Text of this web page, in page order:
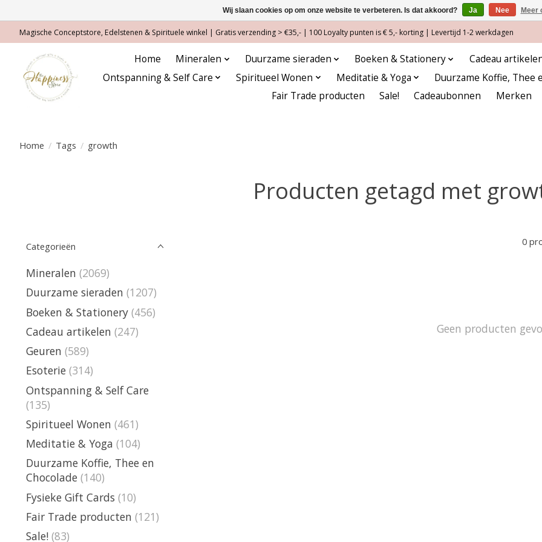
Magische Conceptstore, Edelstenen & Spirituele winkel | Gratis verzending > €35,- | 100 Loyalty punten is € 5,- korting | Levertijd 1-2 werkdagen
Home Mineralen Duurzame sieraden Boeken & Stationery Cadeau
Ontspanning & Self Care
Spiritueel Wonen Meditatie & Yoga Duurzame Koffie, Thee
Fair Trade producten
Sale! Cadeaubonnen Merken
Home / Tags / growth
Producten getagd met
Categorieën
Mineralen (2069)
Duurzame sieraden (1207)
Boeken & Stationery (456)
Cadeau artikelen (247)
Geuren (589)
Esoterie (314)
Ontspanning & Self Care
(135)
Spiritueel Wonen (461)
Meditatie & Yoga (104)
Duurzame Koffie, Thee en
Chocolade (140)
Fysieke Gift Cards (10)
Fair Trade producten (121)
Sale! (83)
0
Geen producten
Wij slaan cookies op om onze website te verbeteren. Is dat akkoord? Ja Nee Meer